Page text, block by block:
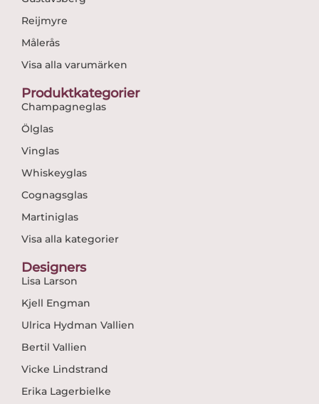
Reijmyre
Målerås
Visa alla varumärken
Produktkategorier
Champagneglas
Ölglas
Vinglas
Whiskeyglas
Cognagsglas
Martiniglas
Visa alla kategorier
Designers
Lisa Larson
Kjell Engman
Ulrica Hydman Vallien
Bertil Vallien
Vicke Lindstrand
Erika Lagerbielke